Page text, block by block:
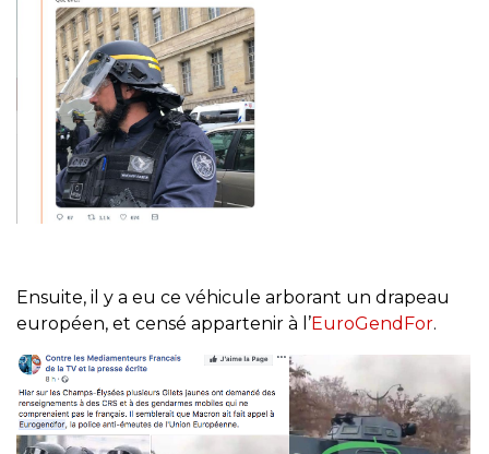
Ensuite, il y a eu ce véhicule arborant un drapeau
européen, et censé appartenir à l’EuroGendFor.